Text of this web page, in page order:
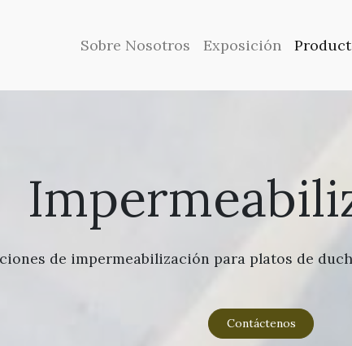
Sobre Nosotros Exposición
de impermeabilización para platos de
Contáctenos